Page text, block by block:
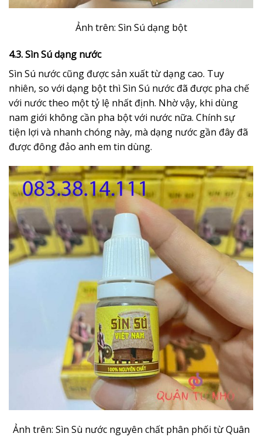
Ảnh trên: Sìn Sú dạng bột
4.3. Sìn Sú dạng nước
Sìn Sú nước cũng được sản xuất từ dạng cao. Tuy
nhiên, so với dạng bột thì Sìn Sú nước đã được pha chế
với nước theo một tỷ lệ nhất định. Nhờ vậy, khi dùng
nam giới không cần pha bột với nước nữa. Chính sự
tiện lợi và nhanh chóng này, mà dạng nước gần đây đã
được đông đảo anh em tin dùng.
Ảnh trên: Sìn Sù nước nguyên chất phân phối từ Quân